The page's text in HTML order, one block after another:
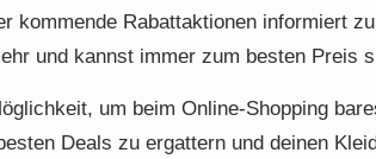
kommende Rabattaktionen informiert
und kannst immer zum besten Preis
um beim Online-Shopping
Deals zu ergattern und deinen